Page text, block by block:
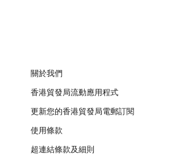
關於我們
香港貿發局流動應用程式
更新您的香港貿發局電郵訂閱
使用條款
超連結條款及細則